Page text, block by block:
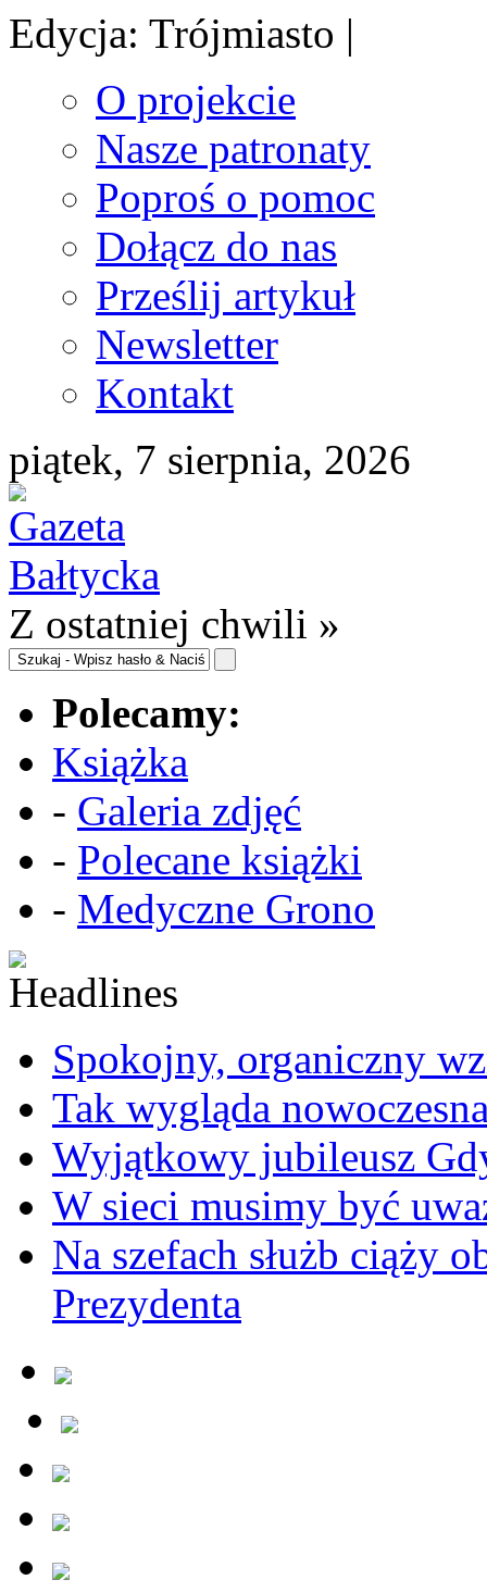
Edycja: Trójmiasto |
O projekcie
Nasze patronaty
Poproś o pomoc
Dołącz do nas
Prześlij artykuł
Newsletter
Kontakt
piątek, 7 sierpnia, 2026
Z ostatniej chwili »
Polecamy:
Książka
- Galeria zdjęć
- Polecane książki
- Medyczne Grono
Spokojny, organiczny
Tak wygląda
Wyjątkowy jubileusz
W sieci musimy być
Na szefach służb ciąży
Prezydenta